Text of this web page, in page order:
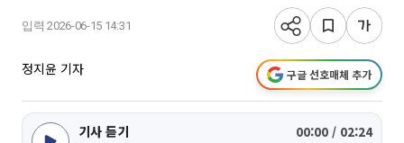
입력 2026-06-15 14:31
정지윤 기자 구글 선호매체 추가
기사 듣기 00:00 / 02:24